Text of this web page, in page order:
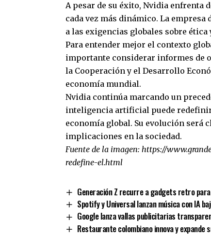
A pesar de su éxito, Nvidia enfrenta
cada vez más dinámico. La
a las exigencias globales sobre
Para entender mejor el contexto
importante considerar informes de
la Cooperación y el Desarrollo
economía mundial.
Nvidia continúa marcando un
inteligencia artificial puede
economía global. Su evolución será
implicaciones en la sociedad.
Fuente de la imagen:https://
redefine-el.html
Generación Z recurre a gadgets retro
Spotify y Universal lanzan música con IA
Google lanza vallas publicitarias
Restaurante colombiano innova y expande